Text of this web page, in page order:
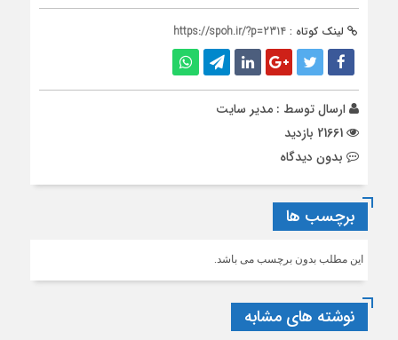
لینک کوتاه : https://spoh.ir/?p=2314
ارسال توسط : مدیر سایت
بدون دیدگاه
برچسب ها
این مطلب بدون برچسب می باشد.
نوشته های مشابه